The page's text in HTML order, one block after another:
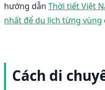
hướng dẫn Thời tiết Việt
nhất để du lịch từng vùng
Cách di